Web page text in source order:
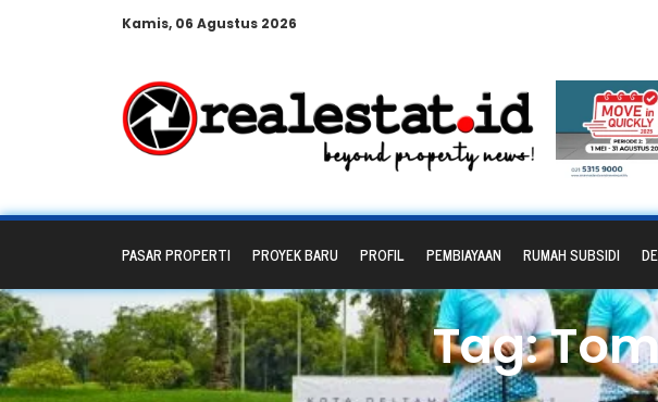
Kamis, 06 Agustus 2026
PASAR PROPERTI PROYEK BARU PROFIL PEMBIAYAAN RUMAH SUBSIDI
Tag: